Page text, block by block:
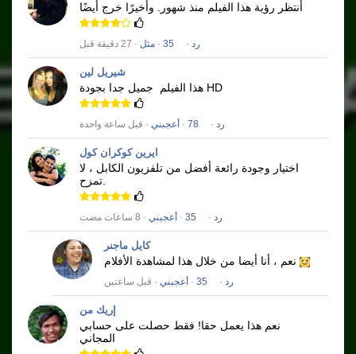
أنتظر رؤية هذا الفيلم منذ شهور. وأخيرًا خرج أيضًا
رد ·
35
· مثل · 27 دقيقة قبل
شيريل لين
هذا الفيلم جميل جدا بجودة HD
رد ·
78
· أعجبني · قبل ساعة واحدة
ايرين كوكران كول
اختيار وجودة رائعة أفضل من تلفزيون الكابل ، لا
تمزح.
رد ·
35
· أعجبني · 8 ساعات مضت
كايل ماجنر
رد ·
35
· أعجبني · قبل ساعتين
إريك من
نعم هذا يعمل حقا! فقط حصلت على حسابي
المجاني